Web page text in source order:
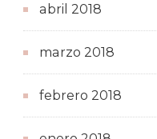
abril 2018
marzo 2018
febrero 2018